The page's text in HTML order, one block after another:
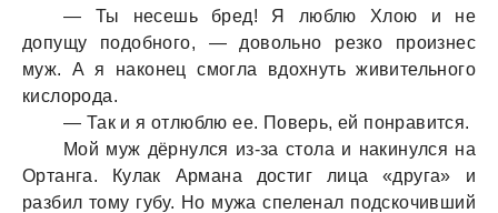
— Ты несешь бред! Я люблю Хлою и не
допущу подобного, — довольно резко произнес
муж. А я наконец смогла вдохнуть живительного
кислорода.
— Так и я отлюблю ее. Поверь, ей понравится.
Мой муж дёрнулся из-за стола и накинулся на
Ортанга. Кулак Армана достиг лица «друга» и
разбил тому губу. Но мужа спеленал подскочивший